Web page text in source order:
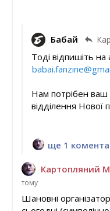
Бабай
Тоді відпишіть
Нам потрібен ваш
відділення Нової
ще 1
Картопляний
тому
Шановні